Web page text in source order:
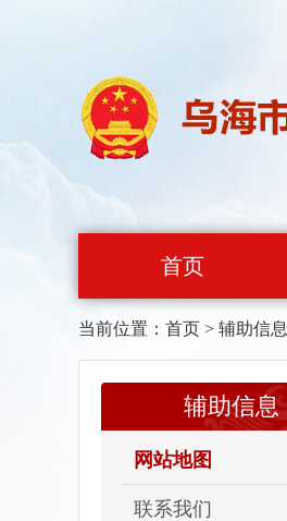
首页
当前位置： 首页 > 辅助信息
辅助信息
网站地图
联系我们